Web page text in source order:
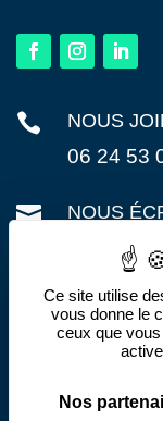
Ce site utilise
vous donne le
ceux que
Nos
 NOUS
06 24 53

NOUS